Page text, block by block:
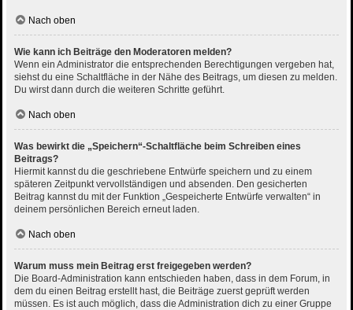
Nach oben
Wie kann ich Beiträge den Moderatoren melden?
Wenn ein Administrator die entsprechenden Berechtigungen vergeben hat,
siehst du eine Schaltfläche in der Nähe des Beitrags, um diesen zu melden.
Du wirst dann durch die weiteren Schritte geführt.
Nach oben
Was bewirkt die „Speichern“-Schaltfläche beim Schreiben eines
Beitrags?
Hiermit kannst du die geschriebene Entwürfe speichern und zu einem
späteren Zeitpunkt vervollständigen und absenden. Den gesicherten
Beitrag kannst du mit der Funktion „Gespeicherte Entwürfe verwalten“ in
deinem persönlichen Bereich erneut laden.
Nach oben
Warum muss mein Beitrag erst freigegeben werden?
Die Board-Administration kann entschieden haben, dass in dem Forum, in
dem du einen Beitrag erstellt hast, die Beiträge zuerst geprüft werden
müssen. Es ist auch möglich, dass die Administration dich zu einer Gruppe